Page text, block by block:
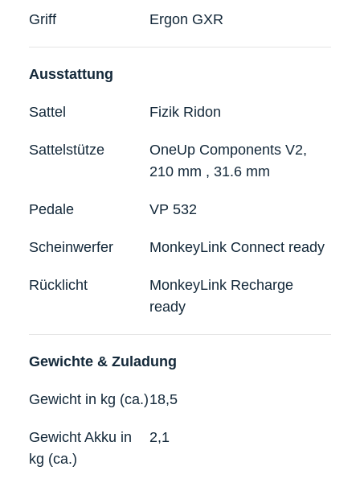
Griff Ergon GXR
Ausstattung
Sattel Fizik Ridon
Sattelstütze
OneUp Components V2,
210 mm , 31.6 mm
Pedale VP 532
Scheinwerfer MonkeyLink Connect ready
Rücklicht
MonkeyLink Recharge
ready
Gewichte & Zuladung
Gewicht in kg (ca.)18,5
Gewicht Akku in
kg (ca.)
2,1